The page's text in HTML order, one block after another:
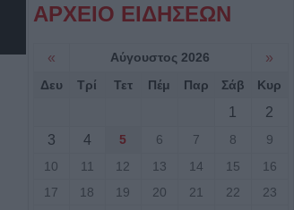
ΑΡΧΕΙΟ ΕΙΔΗΣΕΩΝ
« Αύγουστος 2026 »
Δευ Τρί Τετ Πέμ Παρ Σάβ Κυρ
1
2
3
4 5 6 7 8
9
10
11 12 13 14 15
16
17
18 19 20 21 22 23